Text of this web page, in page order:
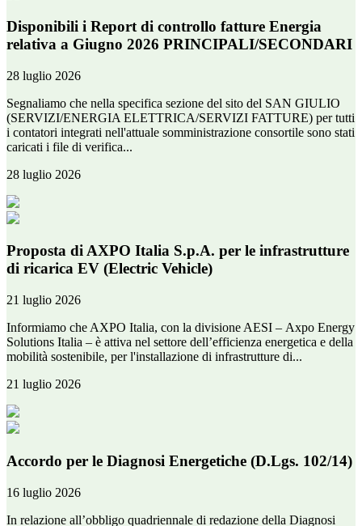
Disponibili i Report di controllo fatture Energia
relativa a Giugno 2026 PRINCIPALI/SECONDARI
28 luglio 2026
Segnaliamo che nella specifica sezione del sito del SAN GIULIO
(SERVIZI/ENERGIA ELETTRICA/SERVIZI FATTURE) per tutti
i contatori integrati nell'attuale somministrazione consortile sono stati
caricati i file di verifica...
28 luglio 2026
Proposta di AXPO Italia S.p.A. per le infrastrutture
di ricarica EV (Electric Vehicle)
21 luglio 2026
Informiamo che AXPO Italia, con la divisione AESI – Axpo Energy
Solutions Italia – è attiva nel settore dell’efficienza energetica e della
mobilità sostenibile, per l'installazione di infrastrutture di...
21 luglio 2026
Accordo per le Diagnosi Energetiche (D.Lgs. 102/14)
16 luglio 2026
In relazione all’obbligo quadriennale di redazione della Diagnosi